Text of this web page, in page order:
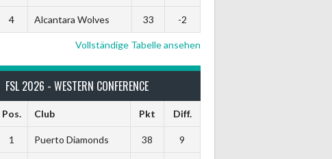
4 Alcantara Wolves 33 -2
Vollständige Tabelle ansehen
FSL 2026 - WESTERN CONFERENCE
Pos. Club Pkt Diff.
1 Puerto Diamonds 38 9